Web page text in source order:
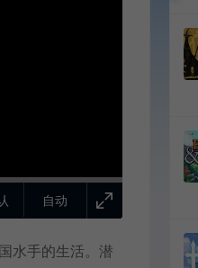
自动
水手的生活。潜